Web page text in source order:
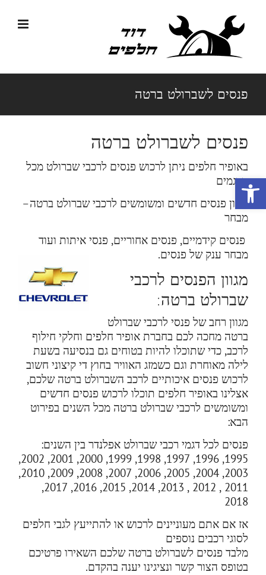
פתח סרגל נגישות
לתוכן
פנסים לשברולט ברטה
פנסים לשברולט ברטה
באופיר חלפים ניתן לרכוש פנסים לרכבי שברולט מכל
הדגמים
מגוון פנסים חדשים ומשומשים לרכבי שברולט ברטה–
מבחר
פנסים קידמיים, פנסים אחוריים, פנסי איתות ועוד
מבחר ענק של פנסים.
מגוון הפנסים לרכבי
שברולט ברטה:
מגוון רחב של פנסי לרכבי שברולט
ברטה מחכה לכם בחברת אופיר חלפים וחלקי חילוף
לרכב, כדי שתוכלו להיות בטוחים גם בנסיעה בשעת
לילה מאוחרת וגם כשמזג האוויר בחוץ די קיצוני חשוב
לרכוש פנסים איכותיים לרכב השברולט ברטה שלכם,
אצלינו באופיר חלפים תוכלו לרכוש פנסים חדשים
ומשומשים לרכבי שברולט ברטה מכל השנים בפירוט
הבא:
פנסים לכל דגמי רכבי שברולט אפלנדר בין השנים:
1995, 1996, 1997, 1998, 1999, 2000, 2001, 2002,
2003, 2004, 2005, 2006, 2007, 2008, 2009, 2010,
2011 , 2012 , 2013, 2014, 2015, 2016, 2017,
2018
אז אם אתם מעוניינים לרכוש או להתייעץ לגבי חלפים
לסוגי רכבים נוספים
מלבד פנסים לשברולט ברטה שלכם השאירו פרטיכם
בטופס הצור קשר ונציגינו יענה בהקדם.